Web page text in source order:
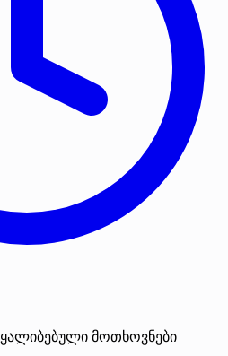
მოთხოვნები